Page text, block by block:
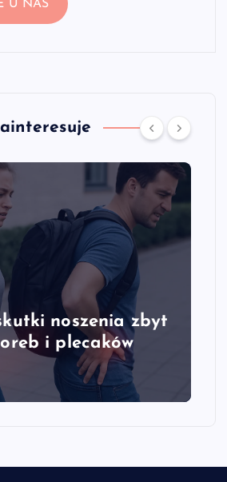
U NAS
noszenia zbyt
i plecaków